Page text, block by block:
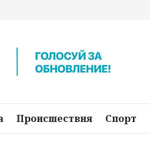
Происшествия Спорт